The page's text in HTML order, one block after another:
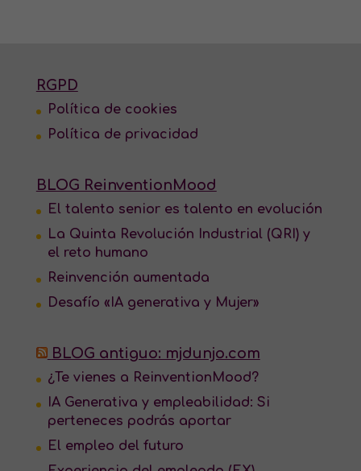
RGPD
Política de cookies
Política de privacidad
BLOG ReinventionMood
El talento senior es talento en evolución
La Quinta Revolución Industrial (QRI) y
el reto humano
Reinvención aumentada
Desafío «IA generativa y Mujer»
BLOG antiguo: mjdunjo.com
¿Te vienes a ReinventionMood?
IA Generativa y empleabilidad: Si
perteneces podrás aportar
El empleo del futuro